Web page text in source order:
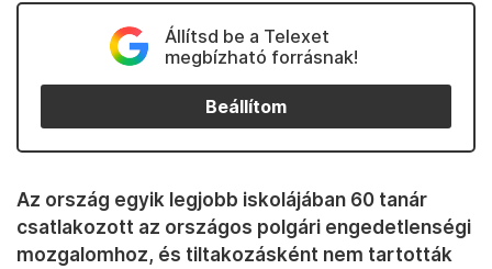
Állítsd be a Telexet
megbízható forrásnak!
Beállítom
Az ország egyik legjobb iskolájában 60 tanár
csatlakozott az országos polgári engedetlenségi
mozgalomhoz, és tiltakozásként nem tartották